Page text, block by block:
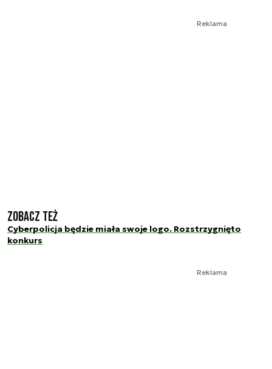
Reklama
Zobacz też
Cyberpolicja będzie miała swoje logo. Rozstrzygnięto
konkurs
Reklama